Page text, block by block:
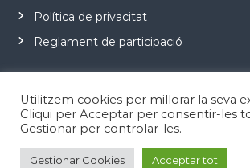
Política de privacitat
Reglament de participació
Copyright © 2026 Notícies d'Esplugues de
Utilitzem cookies per millorar la seva
Cliqui per Acceptar per consentir-les
Gestionar per controlar-les.
Gestionar Cookies Acceptar tot